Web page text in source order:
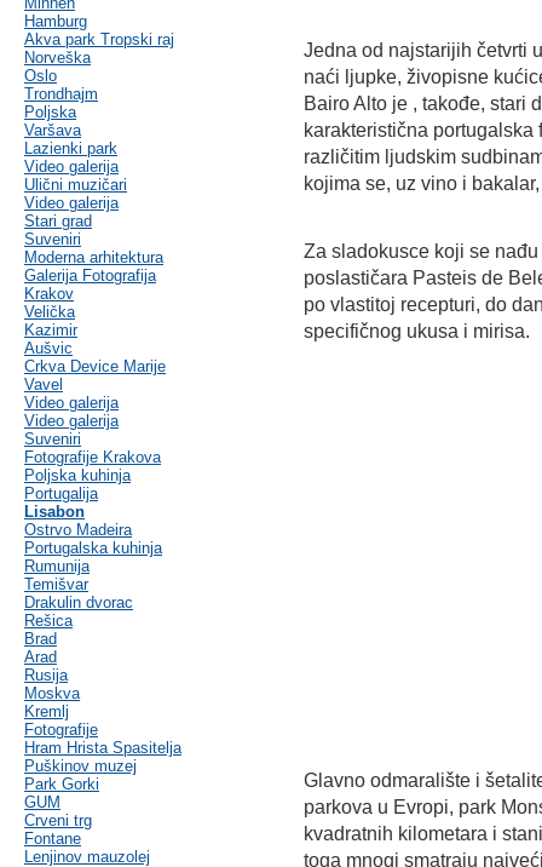
Hamburg
Akva park Tropski raj
Norveška
Oslo
Trondhajm
Poljska
Varšava
Lazienki park
Video galerija
Ulični muzičari
Video galerija
Stari grad
Suveniri
Moderna arhitektura
Galerija Fotografija
Krakov
Velička
Kazimir
Aušvic
Crkva Device Marije
Vavel
Video galerija
Video galerija
Suveniri
Fotografije Krakova
Poljska kuhinja
Portugalija
Lisabon
Ostrvo Madeira
Portugalska kuhinja
Rumunija
Temišvar
Drakulin dvorac
Rešica
Brad
Arad
Rusija
Moskva
Kremlj
Fotografije
Hram Hrista Spasitelja
Puškinov muzej
Park Gorki
GUM
Crveni trg
Fontane
Lenjinov mauzolej
Jedna od najstarijih četvrti
naći ljupke, živopisne
Bairo Alto je , takođe, stari
karakteristična
različitim ljudskim
kojima se, uz vino i
Za sladokusce koji se
poslastičara Pasteis de
po vlastitoj recepturi, do
specifičnog ukusa i mirisa.
Glavno odmaralište i
parkova u Evropi, park
kvadratnih kilometara i
toga mnogi smatraju